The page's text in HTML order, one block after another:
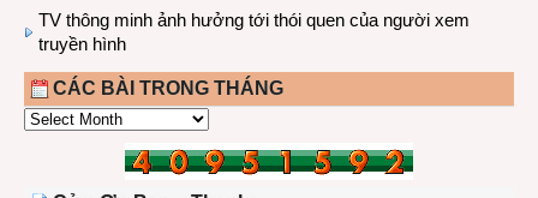
TV thông minh ảnh hưởng tới thói quen của người xem
truyền hình
CÁC BÀI TRONG THÁNG
CÁC
THÁNG